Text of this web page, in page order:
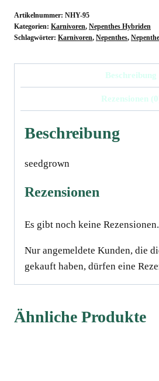
lowii,
10-
Menge
Artikelnummer: NHY-95
Kategorien: Karnivoren, Nepenthes Hybriden
Schlagwörter: Karnivoren, Nepenthes,
Beschreibung
Rezensionen
Beschreibung
seedgrown
Rezensionen
Es gibt noch keine Rezensionen.
Nur angemeldete Kunden, die
gekauft haben, dürfen eine
Ähnliche Produkte